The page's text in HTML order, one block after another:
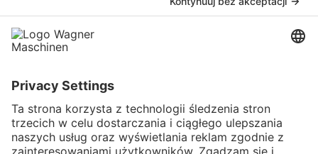
O nas
Kariera
Newsletter